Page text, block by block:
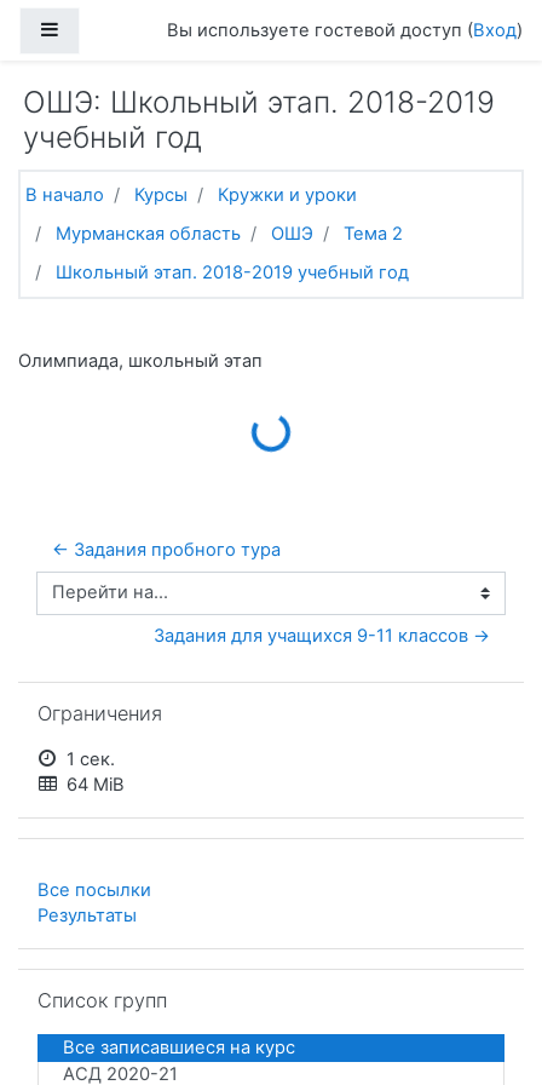
Боковая панельВы используете гостевой доступ (Вход)
ОШЭ: Школьный этап. 2018-2019
учебный год
В начало Курсы
Кружки и уроки
Мурманская область
ОШЭ
Тема 2
Школьный этап. 2018-2019 учебный год
Олимпиада, школьный этапLoading...
← Задания пробного тура
Перейти на...
Задания для учащихся 9-11 классов →
Ограничения
1 сек.
64 MiB
Все посылки
Результаты
Список групп
Все записавшиеся на курс
АСД 2020-21